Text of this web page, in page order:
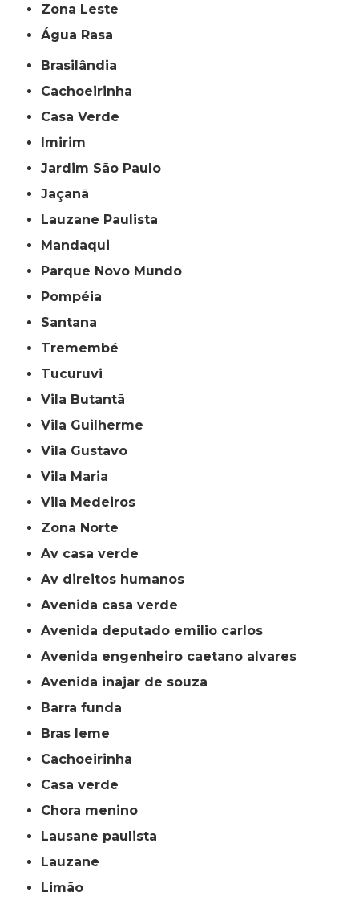
Zona Leste
Água Rasa
Brasilândia
Cachoeirinha
Casa Verde
Imirim
Jardim São Paulo
Jaçanã
Lauzane Paulista
Mandaqui
Parque Novo Mundo
Pompéia
Santana
Tremembé
Tucuruvi
Vila Butantã
Vila Guilherme
Vila Gustavo
Vila Maria
Vila Medeiros
Zona Norte
av casa verde
av direitos humanos
avenida casa verde
avenida deputado emilio carlos
avenida engenheiro caetano alvares
avenida inajar de souza
barra funda
bras leme
cachoeirinha
casa verde
chora menino
lausane paulista
lauzane
limão